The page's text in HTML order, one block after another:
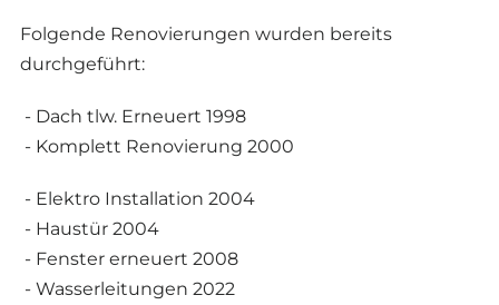
Folgende Renovierungen wurden bereits
durchgeführt:
- Dach tlw. Erneuert 1998
- Komplett Renovierung 2000
- Elektro Installation 2004
- Haustür 2004
- Fenster erneuert 2008
- Wasserleitungen 2022